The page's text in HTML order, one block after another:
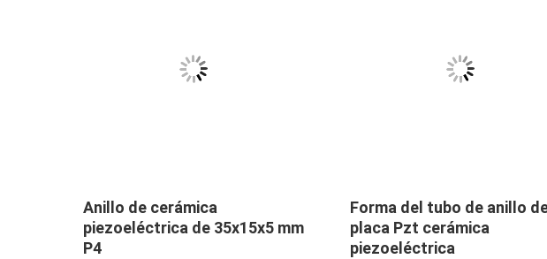
Anillo de cerámica
piezoeléctrica de 35x15x5 mm
P4
Forma del tubo de anillo
placa Pzt cerámica
piezoeléctrica